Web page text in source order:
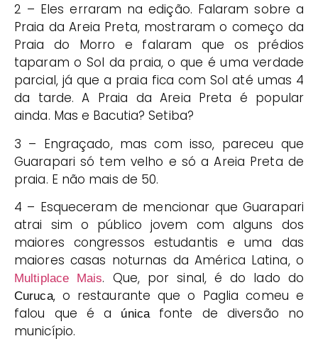
2 – Eles erraram na edição. Falaram sobre a
Praia da Areia Preta, mostraram o começo da
Praia do Morro e falaram que os prédios
taparam o Sol da praia, o que é uma verdade
parcial, já que a praia fica com Sol até umas 4
da tarde. A Praia da Areia Preta é popular
ainda. Mas e Bacutia? Setiba?
3 – Engraçado, mas com isso, pareceu que
Guarapari só tem velho e só a Areia Preta de
praia. E não mais de 50.
4 – Esqueceram de mencionar que Guarapari
atrai sim o público jovem com alguns dos
maiores congressos estudantis e uma das
maiores casas noturnas da América Latina, o
Multiplace Mais. Que, por sinal, é do lado do
Curuca, o restaurante que o Paglia comeu e
falou que é a
únicafonte de diversão no
município.